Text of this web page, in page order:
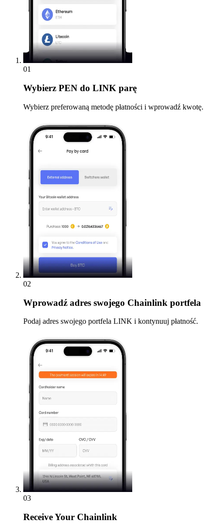
01
Wybierz PEN do LINK parę
Wybierz preferowaną metodę płatności i wprowadź kwotę.
02
Wprowadź adres swojego Chainlink portfela
Podaj adres swojego portfela LINK i kontynuuj płatność.
03
ReceiveYour Chainlink